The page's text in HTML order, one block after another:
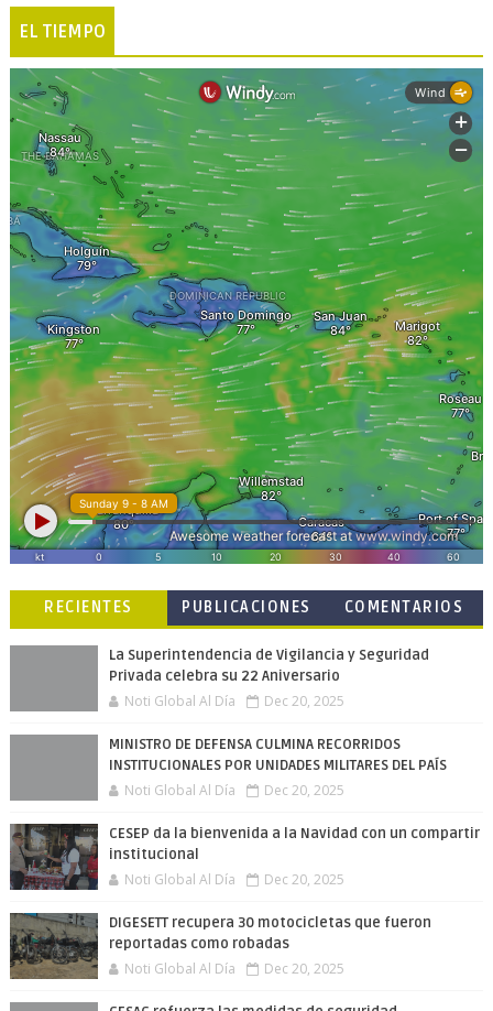
EL TIEMPO
RECIENTES
PUBLICACIONES
COMENTARIOS
La Superintendencia de Vigilancia y Seguridad
Privada celebra su 22 Aniversario
Noti Global Al Día Dec 20, 2025
MINISTRO DE DEFENSA CULMINA RECORRIDOS
INSTITUCIONALES POR UNIDADES MILITARES DEL PAÍS
Noti Global Al Día Dec 20, 2025
CESEP da la bienvenida a la Navidad con un compartir
institucional
Noti Global Al Día Dec 20, 2025
DIGESETT recupera 30 motocicletas que fueron
reportadas como robadas
Noti Global Al Día Dec 20, 2025